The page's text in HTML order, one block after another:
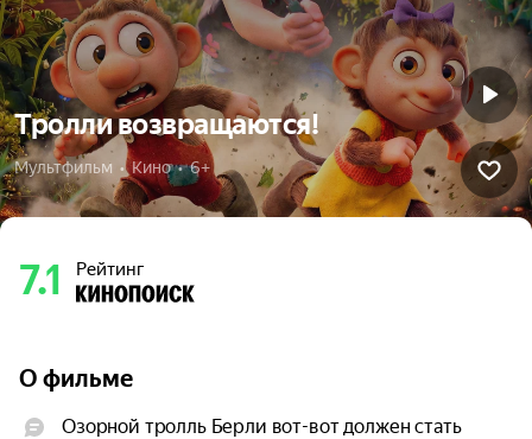
Тролли возвращаются!
Мультфильм  •  Кино  •  6+
7.1 Рейтинг
О фильме
Озорной тролль Берли вот-вот должен стать